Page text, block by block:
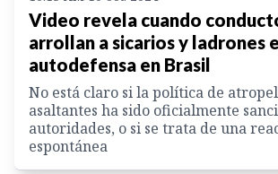
Video revela cuando
arrollan a sicarios y ladrones
autodefensa en Brasil
No está claro si la política de
asaltantes ha sido oficialmente
autoridades, o si se trata de una
espontánea